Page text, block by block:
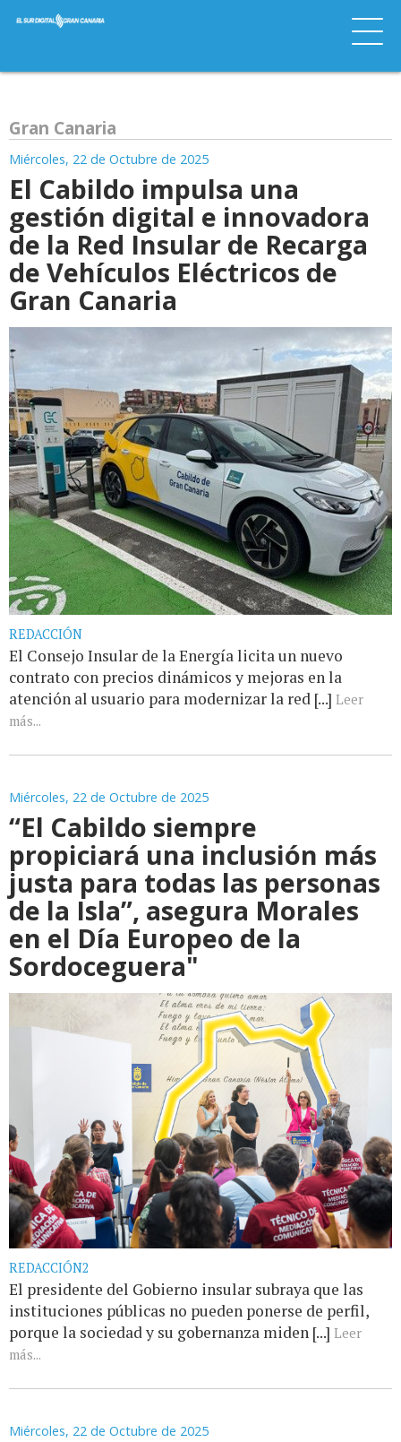
Gran Canaria
Miércoles, 22 de Octubre de 2025
El Cabildo impulsa una
gestión digital e innovadora
de la Red Insular de Recarga
de Vehículos Eléctricos de
Gran Canaria
REDACCIÓN
El Consejo Insular de la Energía licita un nuevo
contrato con precios dinámicos y mejoras en la
atención al usuario para modernizar la red [...] Leer
más...
Miércoles, 22 de Octubre de 2025
“El Cabildo siempre
propiciará una inclusión más
justa para todas las personas
de la Isla”, asegura Morales
en el Día Europeo de la
Sordoceguera"
REDACCIÓN2
El presidente del Gobierno insular subraya que las
instituciones públicas no pueden ponerse de perfil,
porque la sociedad y su gobernanza miden [...] Leer
más...
Miércoles, 22 de Octubre de 2025